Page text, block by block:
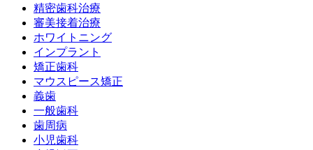
精密歯科治療
審美接着治療
ホワイトニング
インプラント
矯正歯科
マウスピース矯正
義歯
一般歯科
歯周病
小児歯科